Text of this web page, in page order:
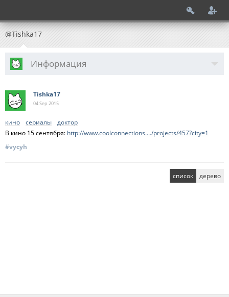
@Tishka17
Информация
Tishka17
04 Sep 2015
кино сериалы
доктор
В кино 15 сентября: http://www.coolconnections..../projects/457?city=1
#vycyh
список дерево